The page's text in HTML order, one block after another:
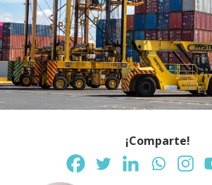
¡Comparte!